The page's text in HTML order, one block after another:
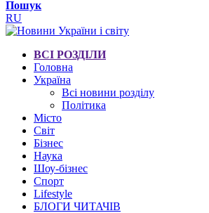
Пошук
RU
ВСІ РОЗДІЛИ
Головна
Україна
Всі новини розділу
Політика
Місто
Світ
Бізнес
Наука
Шоу-бізнес
Спорт
Lifestyle
БЛОГИ ЧИТАЧІВ